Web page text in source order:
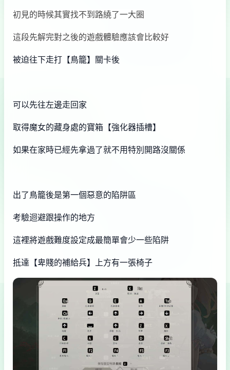
初見的時候其實找不到路繞了一大圈
這段先解完對之後的遊戲體驗應該會比較好
被迫往下走打【鳥籠】關卡後
可以先往左邊走回家
取得魔女的藏身處的寶箱【強化器插槽】
如果在家時已經先拿過了就不用特別開路沒關係
出了鳥籠後是第一個惡意的陷阱區
考驗迴避跟操作的地方
這裡將遊戲難度設定成最簡單會少一些陷阱
抵達【卑賤的補給兵】上方有一張椅子